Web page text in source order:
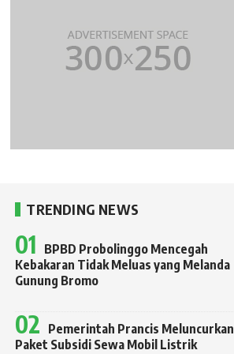
TRENDING NEWS
BPBD Probolinggo Mencegah
Kebakaran Tidak Meluas yang Melanda
Gunung Bromo
Pemerintah Prancis Meluncurkan
Paket Subsidi Sewa Mobil Listrik